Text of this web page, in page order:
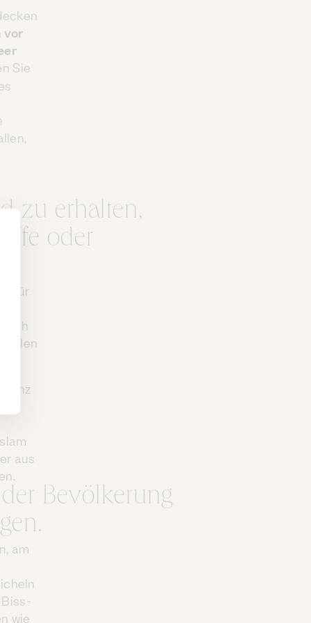
vor
Sie
zu erhalten,
oder
für
aus
Bevölkerung
am
wie